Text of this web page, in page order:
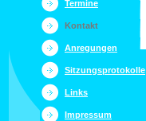
Termine
Kontakt
Anregungen
Sitzungsprotokolle
Links
Impressum